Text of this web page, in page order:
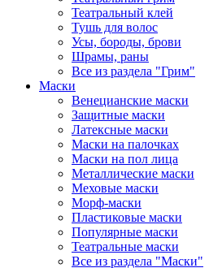
Театральный клей
Тушь для волос
Усы, бороды, брови
Шрамы, раны
Все из раздела "Грим"
Маски
Венецианские маски
Защитные маски
Латексные маски
Маски на палочках
Маски на пол лица
Металлические маски
Меховые маски
Морф-маски
Пластиковые маски
Популярные маски
Театральные маски
Все из раздела "Маски"